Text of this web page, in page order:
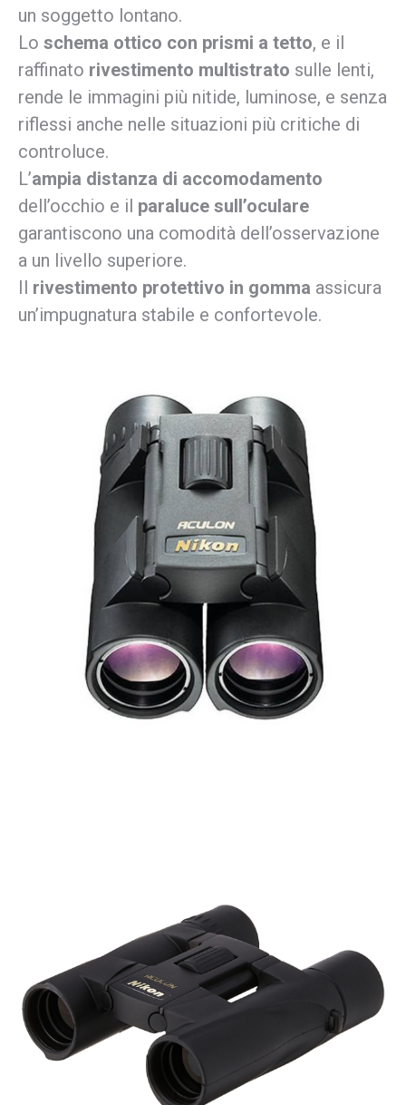
un soggetto lontano.
Lo schema ottico con prismi a tetto, e il
raffinato rivestimento multistrato sulle lenti,
rende le immagini più nitide, luminose, e senza
riflessi anche nelle situazioni più critiche di
controluce.
L’ampia distanza di accomodamento
dell’occhio e il paraluce sull’oculare
garantiscono una comodità dell’osservazione
a un livello superiore.
Il rivestimento protettivo in gomma assicura
un’impugnatura stabile e confortevole.